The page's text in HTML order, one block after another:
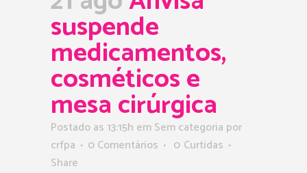
suspende
medicamentos,
cosméticos e
mesa cirúrgica
Postado as 13:15h em Sem categoria por
crfpa
0 Comentários 0 Curtidas
Share